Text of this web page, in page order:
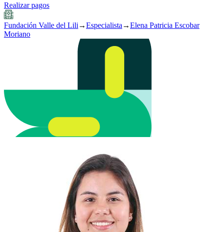
Realizar pagos
Fundación Valle del Lili →Especialista →Elena Patricia Escobar
Moriano